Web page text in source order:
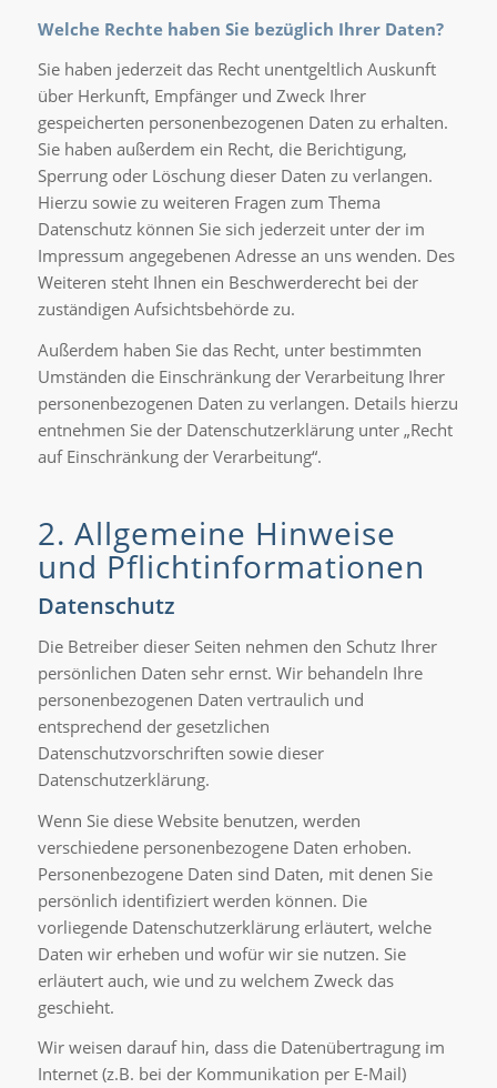
Welche Rechte haben Sie bezüglich Ihrer Daten?
Sie haben jederzeit das Recht unentgeltlich Auskunft
über Herkunft, Empfänger und Zweck Ihrer
gespeicherten personenbezogenen Daten zu erhalten.
Sie haben außerdem ein Recht, die Berichtigung,
Sperrung oder Löschung dieser Daten zu verlangen.
Hierzu sowie zu weiteren Fragen zum Thema
Datenschutz können Sie sich jederzeit unter der im
Impressum angegebenen Adresse an uns wenden. Des
Weiteren steht Ihnen ein Beschwerderecht bei der
zuständigen Aufsichtsbehörde zu.
Außerdem haben Sie das Recht, unter bestimmten
Umständen die Einschränkung der Verarbeitung Ihrer
personenbezogenen Daten zu verlangen. Details hierzu
entnehmen Sie der Datenschutzerklärung unter „Recht
auf Einschränkung der Verarbeitung“.
2. Allgemeine Hinweise
und Pflichtinformationen
Datenschutz
Die Betreiber dieser Seiten nehmen den Schutz Ihrer
persönlichen Daten sehr ernst. Wir behandeln Ihre
personenbezogenen Daten vertraulich und
entsprechend der gesetzlichen
Datenschutzvorschriften sowie dieser
Datenschutzerklärung.
Wenn Sie diese Website benutzen, werden
verschiedene personenbezogene Daten erhoben.
Personenbezogene Daten sind Daten, mit denen Sie
persönlich identifiziert werden können. Die
vorliegende Datenschutzerklärung erläutert, welche
Daten wir erheben und wofür wir sie nutzen. Sie
erläutert auch, wie und zu welchem Zweck das
geschieht.
Wir weisen darauf hin, dass die Datenübertragung im
Internet (z.B. bei der Kommunikation per E-Mail)